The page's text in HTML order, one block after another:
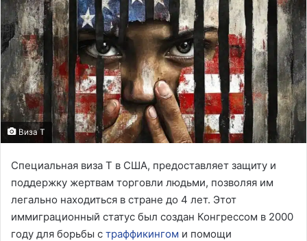
Виза T
Специальная виза T в США, предоставляет защиту и
поддержку жертвам торговли людьми, позволяя им
легально находиться в стране до 4 лет. Этот
иммиграционный статус был создан Конгрессом в 2000
году для борьбы с траффикингом и помощи